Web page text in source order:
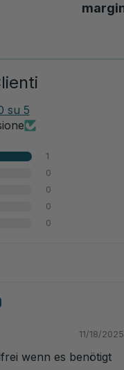
su 5
1
0
0
0
0
11/18/2025
wenn es benötigt